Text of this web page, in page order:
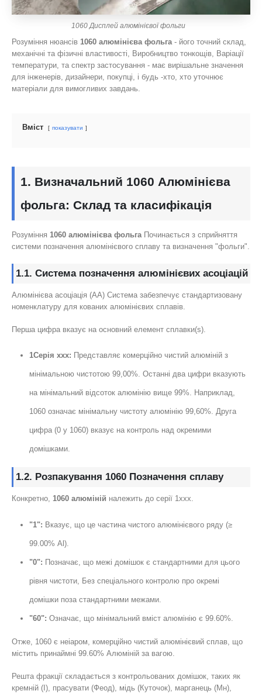
1060 Дисплей алюмінієвої фольги
Розуміння нюансів 1060 алюмінієва фольга- його точний склад,
механічні та фізичні властивості, Виробництво тонкощів, Варіації
температури, та спектр застосування - має вирішальне значення
для інженерів, дизайнери, покупці, і будь -хто, хто уточнює
матеріали для вимогливих завдань.
Вміст показувати
1. Визначальний 1060 Алюмінієва
фольга: Склад та класифікація
Розуміння 1060 алюмінієва фольгаПочинається з сприйняття
системи позначення алюмінієвого сплаву та визначення "фольги".
1.1. Система позначення алюмінієвих асоціацій
Алюмінієва асоціація (АА) Система забезпечує стандартизовану
номенклатуру для кованих алюмінієвих сплавів.
Перша цифра вказує на основний елемент сплавки(s).
1Серія xxx: Представляє комерційно чистий алюміній з
мінімальною чистотою 99,00%. Останні два цифри вказують
на мінімальний відсоток алюмінію вище 99%. Наприклад,
1060 означає мінімальну чистоту алюмінію 99,60%. Друга
цифра (0 у 1060) вказує на контроль над окремими
домішками.
1.2. Розпакування 1060 Позначення сплаву
Конкретно, 1060 алюміній належить до серії 1xxx.
"1": Вказує, що це частина чистого алюмінієвого ряду (≥
99.00% Al).
"0": Позначає, що межі домішок є стандартними для цього
рівня чистоти, Без спеціального контролю про окремі
домішки поза стандартними межами.
"60": Означає, що мінімальний вміст алюмінію є 99.60%.
Отже, 1060 є неіаром, комерційно чистий алюмінієвий сплав, що
містить принаймні 99.60% Алюміній за вагою.
Решта фракції складається з контрольованих домішок, таких як
кремній (І), прасувати (Феод), мідь (Куточок), марганець (Мн),